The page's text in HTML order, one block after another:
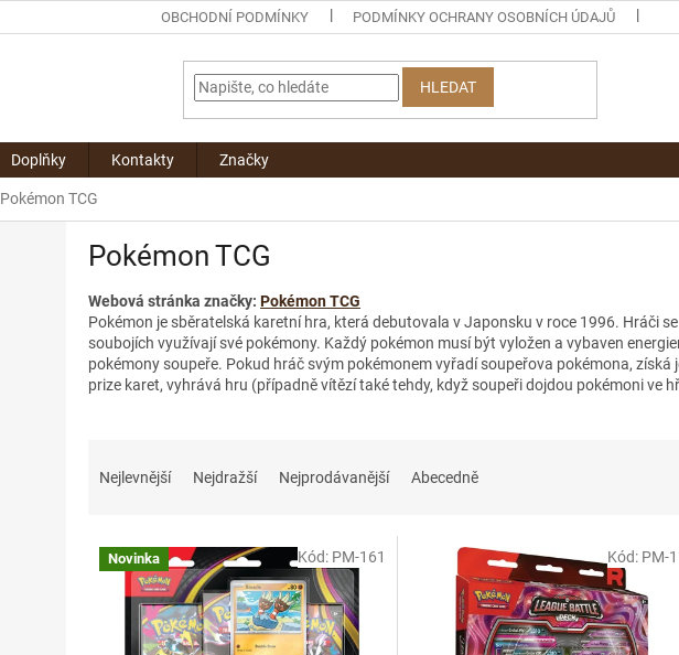
OBCHODNÍ PODMÍNKY PODMÍNKY OCHRANY OSOBNÍCH ÚDAJŮ
HLEDAT
Doplňky Kontakty Značky
Pokémon TCG
Pokémon TCG
Webová stránka značky: Pokémon TCG
Pokémon je sběratelská karetní hra, která debutovala v Japonsku v roce 1996. Hráči
soubojích využívají své pokémony. Každý pokémon musí být vyložen a vybaven
pokémony soupeře. Pokud hráč svým pokémonem vyřadí soupeřova pokémona,
prize karet, vyhrává hru (případně vítězí také tehdy, když soupeři dojdou pokémoni ve
Nejlevnější Nejdražší Nejprodávanější Abecedně
V Novinka Kód: PM-161 Kód: PM-